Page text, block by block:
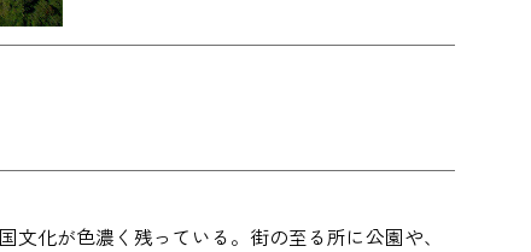
化が色濃く残っている。街の至る所に公園や、